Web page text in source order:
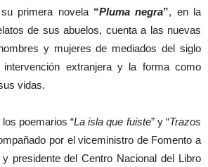
primera novela “Pluma negra”, en la
de sus abuelos, cuenta a las nuevas
y mujeres de mediados del siglo
extranjera y la forma como
vidas.
poemarios “La isla que fuiste” y “Trazos
por el viceministro de Fomento a
presidente del Centro Nacional del Libro